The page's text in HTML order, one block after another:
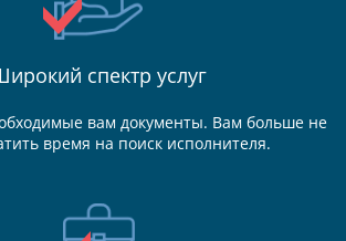
спектр услуг
вам документы. Вам больше не
время на поиск исполнителя.